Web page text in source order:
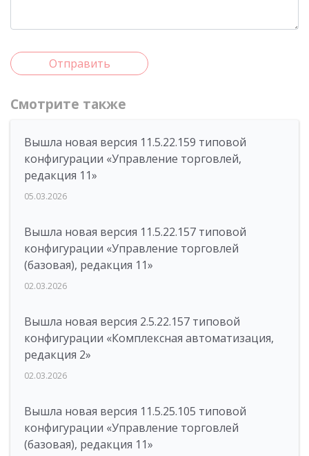
Отправить
Смотрите также
Вышла новая версия 11.5.22.159 типовой
конфигурации «Управление торговлей,
редакция 11»
05.03.2026
Вышла новая версия 11.5.22.157 типовой
конфигурации «Управление торговлей
(базовая), редакция 11»
02.03.2026
Вышла новая версия 2.5.22.157 типовой
конфигурации «Комплексная автоматизация,
редакция 2»
02.03.2026
Вышла новая версия 11.5.25.105 типовой
конфигурации «Управление торговлей
(базовая), редакция 11»